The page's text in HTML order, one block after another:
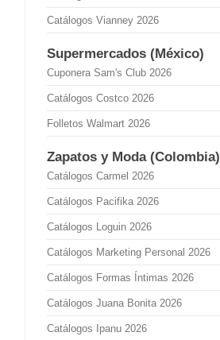
Catálogos Vianney 2026
Supermercados (México)
Cuponera Sam's Club 2026
Catálogos Costco 2026
Folletos Walmart 2026
Zapatos y Moda (Colombia)
Catálogos Carmel 2026
Catálogos Pacifika 2026
Catálogos Loguin 2026
Catálogos Marketing Personal 2026
Catálogos Formas Íntimas 2026
Catálogos Juana Bonita 2026
Catálogos Ipanu 2026